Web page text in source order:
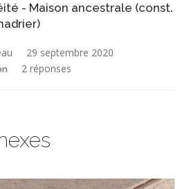
- Maison ancestrale (const.
29 septembre 2020
2 réponses